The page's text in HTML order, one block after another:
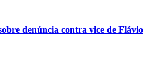
denúncia contra vice de Flávio